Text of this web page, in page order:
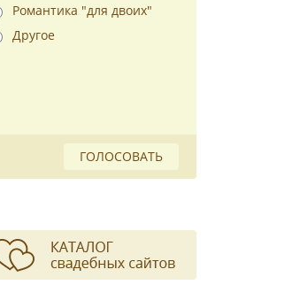
Романтика "для двоих"
Другое
ГОЛОСОВАТЬ